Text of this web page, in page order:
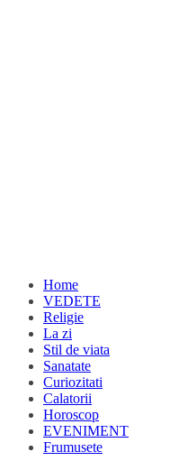
Home
VEDETE
Religie
La zi
Stil de viata
Sanatate
Curiozitati
Calatorii
Horoscop
EVENIMENT
Frumusete